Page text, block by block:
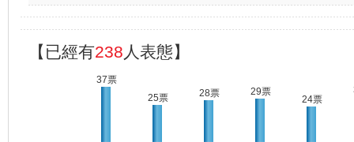
【已經有238 人表態】
37票
25票 28票 29票
24票